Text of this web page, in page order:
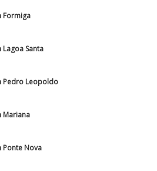
Formiga
Santa
Pedro Leopoldo
Mariana
Ponte Nova